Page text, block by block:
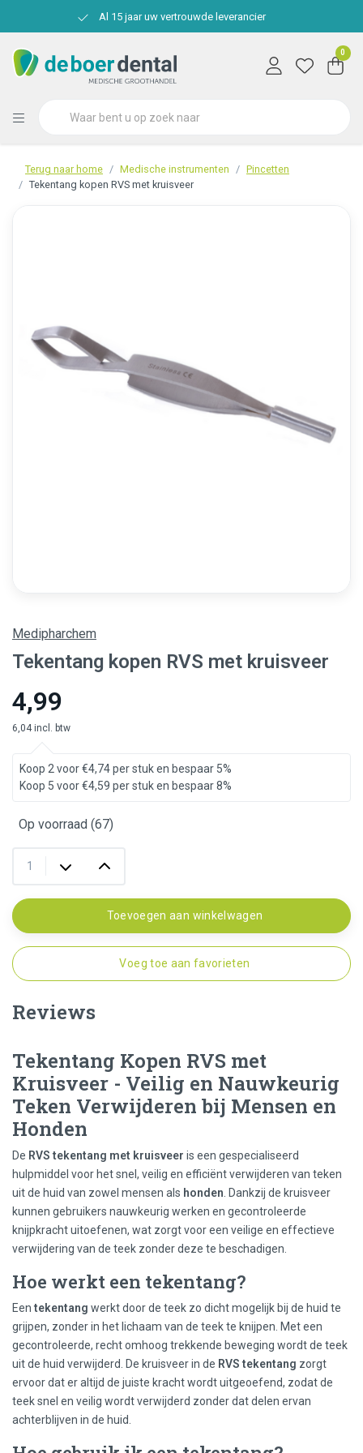
Al 15 jaar uw vertrouwde leverancier
0
Terug naar home Medische instrumenten
Pincetten
Tekentang kopen RVS met kruisveer
Medipharchem
Tekentang kopen RVS met kruisveer
4,99
6,04 incl. btw
Koop 2 voor €4,74 per stuk en bespaar 5%
Koop 5 voor €4,59 per stuk en bespaar 8%
Op voorraad (67)
Toevoegen aan winkelwagen
Voeg toe aan favorieten
Reviews
Tekentang Kopen RVS met
Kruisveer - Veilig en Nauwkeurig
Teken Verwijderen bij Mensen en
Honden
De RVS tekentang met kruisveer is een gespecialiseerd
hulpmiddel voor het snel, veilig en efficiënt verwijderen van teken
uit de huid van zowel mensen als honden . Dankzij de kruisveer
kunnen gebruikers nauwkeurig werken en gecontroleerde
knijpkracht uitoefenen, wat zorgt voor een veilige en effectieve
verwijdering van de teek zonder deze te beschadigen.
Hoe werkt een tekentang?
Een tekentang werkt door de teek zo dicht mogelijk bij de huid te
grijpen, zonder in het lichaam van de teek te knijpen. Met een
gecontroleerde, recht omhoog trekkende beweging wordt de teek
uit de huid verwijderd. De kruisveer in de RVS tekentang zorgt
ervoor dat er altijd de juiste kracht wordt uitgeoefend, zodat de
teek snel en veilig wordt verwijderd zonder dat delen ervan
achterblijven in de huid.